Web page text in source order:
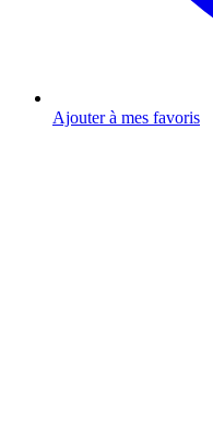
Ajouter à mes favoris